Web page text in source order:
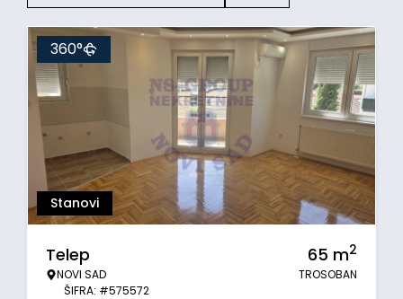
Stanovi
360°
Telep
NOVI SAD
ŠIFRA: #575572
65 m2
TROSOBAN